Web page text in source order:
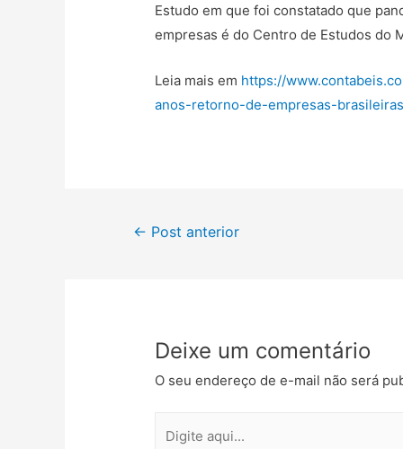
Estudo em que foi constatado que
empresas é do Centro de Estudos do
Leia mais em https://
anos-retorno-de-empresas-
← Post anterior
Deixe um comentário
O seu endereço de e-mail não será